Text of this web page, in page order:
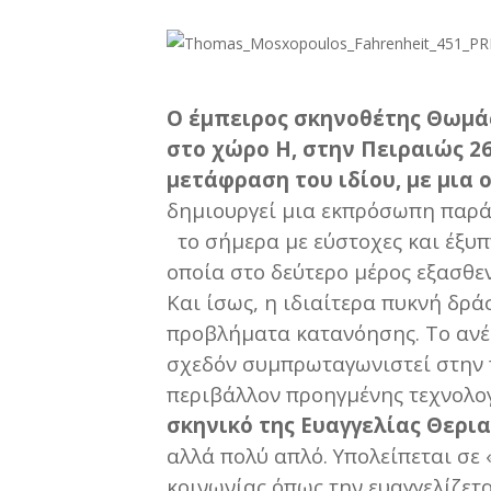
Ο έμπειρος σκηνοθέτης
στο χώρο Η, στην Πειραιώς
μετάφραση του ιδίου, με
δημιουργεί μια εκπρόσωπη
το σήμερα με εύστοχες και
οποία στο δεύτερο μέρος
Και ίσως, η ιδιαίτερα πυκνή
προβλήματα κατανόησης. Το
σχεδόν συμπρωταγωνιστεί στην
περιβάλλον προηγμένης
σκηνικό της Ευαγγελίας
αλλά πολύ απλό. Υπολείπεται σε